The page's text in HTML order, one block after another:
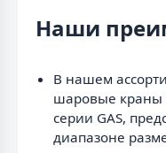
Наши
В нашем
шаровые краны
серии GAS,
диапазоне